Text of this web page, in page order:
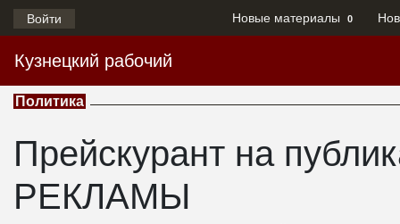
Войти Новые материалы 0
Кузнецкий рабочий
Политика
Прейскурант на
РЕКЛАМЫ